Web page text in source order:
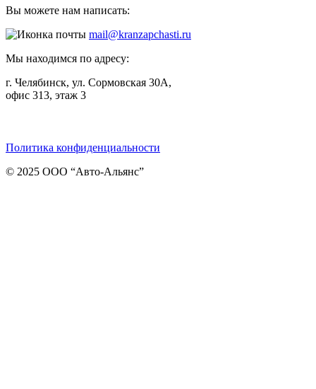
Вы можете нам написать:
mail@kranzapchasti.ru
Мы находимся по адресу:
г. Челябинск, ул. Сормовская 30А,
офис 313, этаж 3
Политика конфиденциальности
© 2025 ООО “Авто-Альянс”